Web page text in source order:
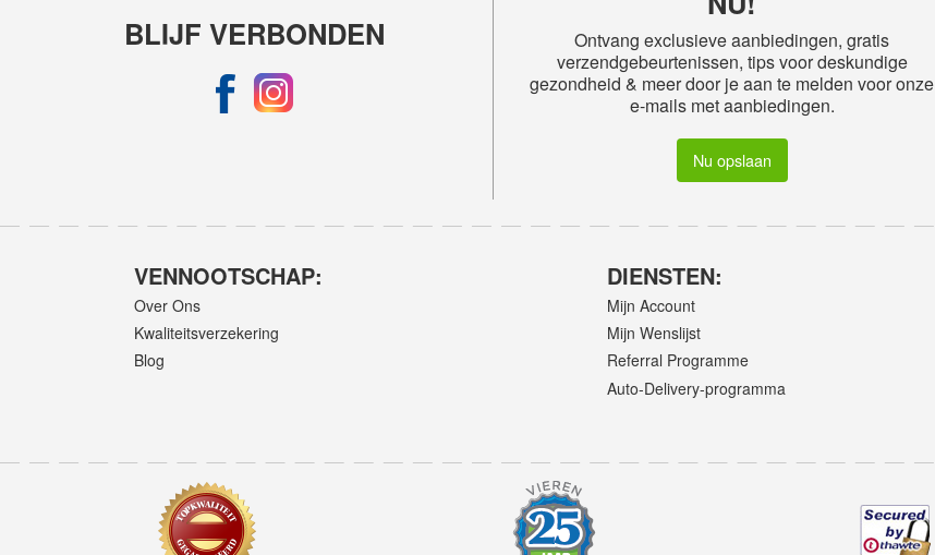
BLIJF VERBONDEN
Ontvang exclusieve aanbiedingen, gratis
verzendgebeurtenissen, tips voor deskundige
gezondheid & meer door je aan te melden voor onze
e-mails met aanbiedingen.
Nu opslaan
VENNOOTSCHAP:
Over Ons
Kwaliteitsverzekering
Blog
DIENSTEN:
Mijn Account
Mijn Wenslijst
Referral Programme
Auto-Delivery-programma